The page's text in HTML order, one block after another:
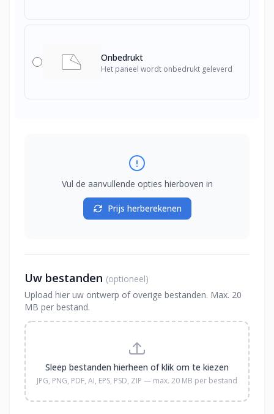
Onbedrukt
Het paneel wordt onbedrukt geleverd
Vul de aanvullende opties hierboven in
Prijs herberekenen
Uw bestanden (optioneel)
Upload hier uw ontwerp of overige bestanden. Max. 20
MB per bestand.
Sleep bestanden hierheen of klik om te kiezen
JPG, PNG, PDF, AI, EPS, PSD, ZIP — max. 20 MB per bestand